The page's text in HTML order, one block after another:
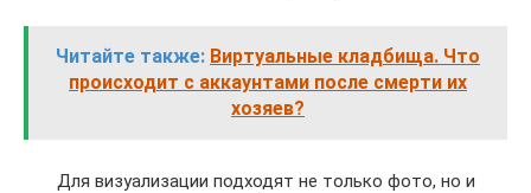
Читайте также: Виртуальные кладбища. Что
происходит с аккаунтами после смерти их
хозяев?
Для визуализации подходят не только фото, но и